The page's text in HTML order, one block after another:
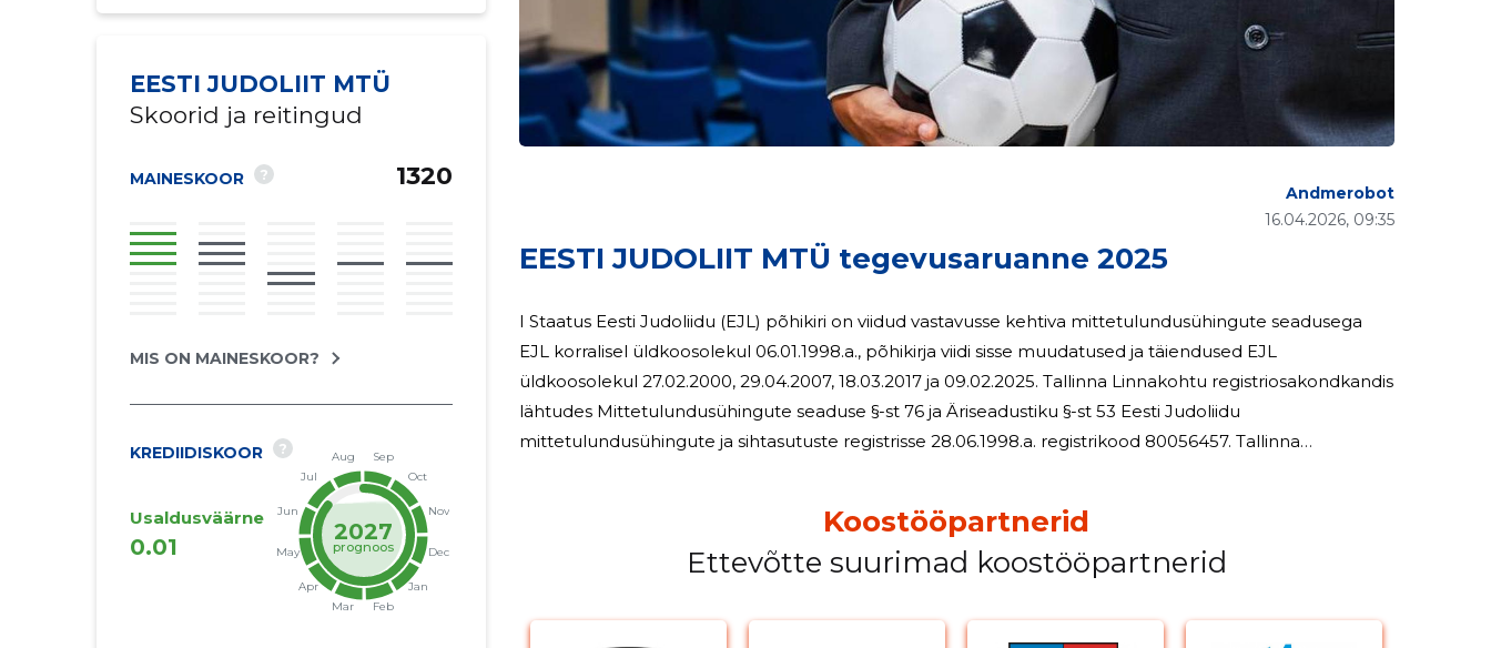
EESTI JUDOLIIT MTÜ
Skoorid ja reitingud
MAINESKOOR ? 1320
MIS ON MAINESKOOR?
KREDIIDISKOOR ?
Usaldusväärne
0.01
2027
prognoos
EESTI JUDOLIIT MTÜ tegevusaruanne 2025
16.04.2026, 09:35
Andmerobot
I Staatus Eesti Judoliidu (EJL) põhikiri on viidud vastavusse kehtiva mittetulundusühingute seadusega
EJL korralisel üldkoosolekul 06.01.1998.a., põhikirja viidi sisse muudatused ja täiendused EJL
üldkoosolekul 27.02.2000, 29.04.2007, 18.03.2017 ja 09.02.2025. Tallinna Linnakohtu registriosakondkandis
lähtudes Mittetulundusühingute seaduse §-st 76 ja Äriseadustiku §-st 53 Eesti Judoliidu
mittetulundusühingute ja sihtasutuste registrisse 28.06.1998.a. registrikood 80056457. Tallinna
Koostööpartnerid
Ettevõtte suurimad koostööpartnerid
Sinu kommentaar